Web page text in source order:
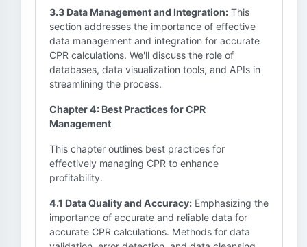
3.3 Data Management and Integration: This
section addresses the importance of effective
data management and integration for accurate
CPR calculations. We'll discuss the role of
databases, data visualization tools, and APIs in
streamlining the process.
Chapter 4: Best Practices for CPR
Management
This chapter outlines best practices for
effectively managing CPR to enhance
profitability.
4.1 Data Quality and Accuracy: Emphasizing the
importance of accurate and reliable data for
accurate CPR calculations. Methods for data